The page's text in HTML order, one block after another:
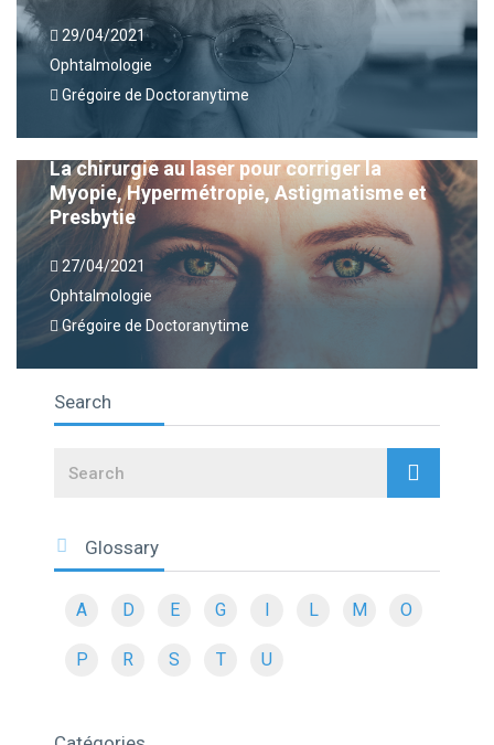
29/04/2021
Ophtalmologie
Grégoire de Doctoranytime
La chirurgie au laser pour corriger la
Myopie, Hypermétropie, Astigmatisme et
Presbytie
27/04/2021
Ophtalmologie
Grégoire de Doctoranytime
Search
Search
Glossary
A D E G L M O
P R S T U